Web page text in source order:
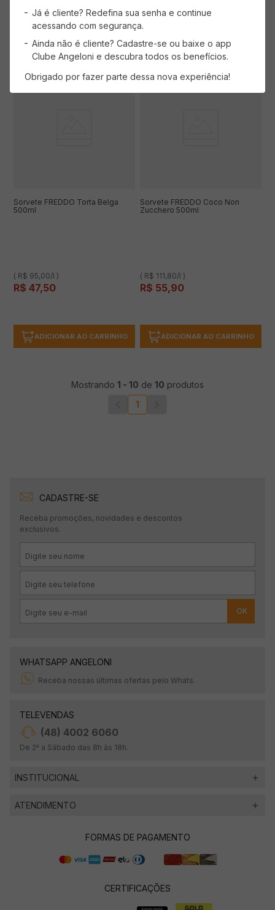
ADICIONAR AO CARRINHO
Sorvete FREDDO Torta Belga
500ml
( R$ 95,00/l )
R$ 47,50
ADICIONAR AO CARRINHO
Sorvete FREDDO Coco Non
Zucchero 500ml
( R$ 111,80/l )
R$ 55,90
ADICIONAR AO CARRINHO
Mostrando 1 - 10 de 10 produtos
1
CADASTRE-SE
Receba promoções, novidades e descontos
exclusivos.
OK
WHATSAPP ANGELONI
Receba nossas últimas ofertas pelo Whats.
TELEVENDAS
(48) 4002 6060
De 2ª a Sábado das 8h às 18h.
INSTITUCIONAL
ATENDIMENTO
FORMAS DE PAGAMENTO
CERTIFICAÇÕES
Já é cliente? Redefina sua senha e continue
acessando com segurança.
Ainda não é cliente? Cadastre-se ou baixe o app
Clube Angeloni e descubra todos os benefícios.
Obrigado por fazer parte dessa nova experiência!